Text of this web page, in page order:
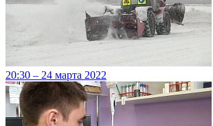
20:30 – 24 марта 2022